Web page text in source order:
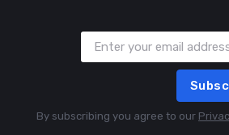
By subscribing you agree to our